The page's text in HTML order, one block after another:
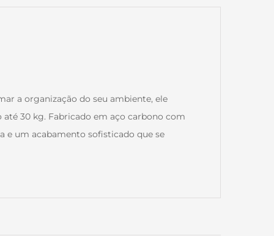
a organização do seu ambiente, ele
30 kg. Fabricado em aço carbono com
e um acabamento sofisticado que se